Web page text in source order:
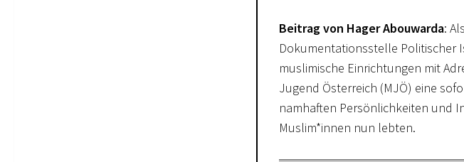
Beitrag von Hager Abouwarda:
Dokumentationsstelle Politischer
muslimische Einrichtungen mit
Jugend Österreich (MJÖ) eine
namhaften Persönlichkeiten und
Muslim*innen nun lebten.